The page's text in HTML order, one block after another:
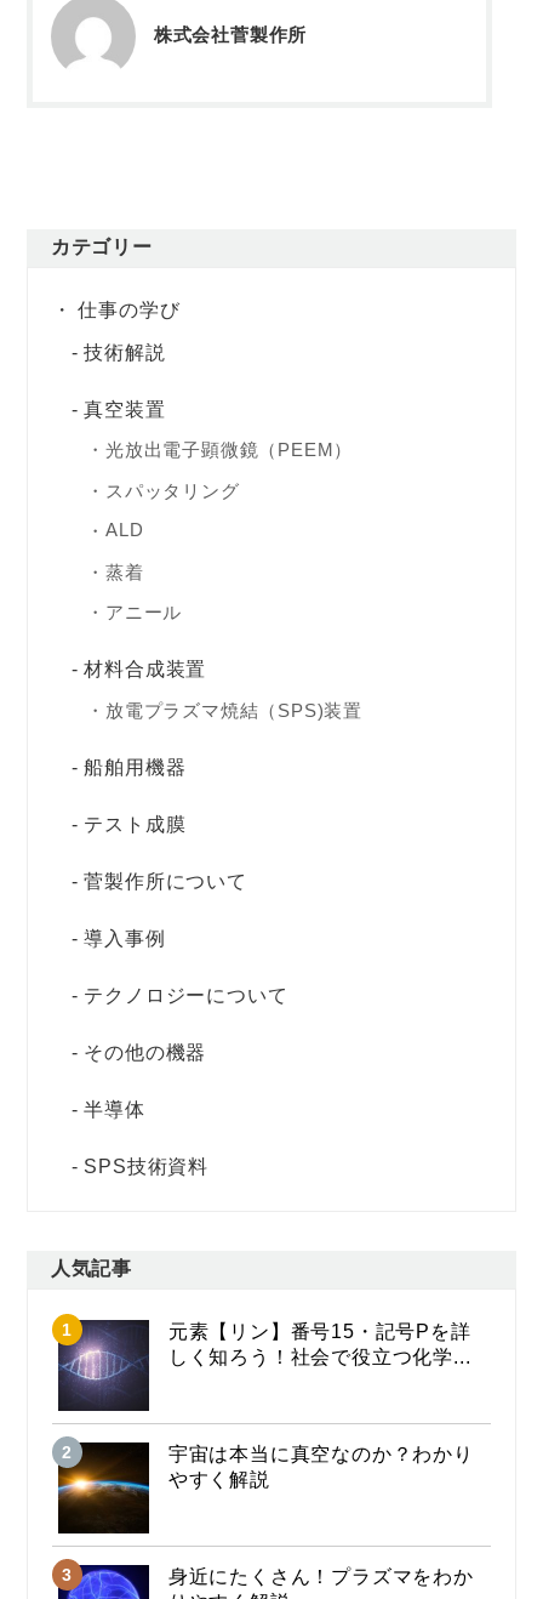
株式会社菅製作所
カテゴリー
仕事の学び
技術解説
真空装置
光放出電子顕微鏡（PEEM）
スパッタリング
ALD
蒸着
アニール
材料合成装置
放電プラズマ焼結（SPS)装置
船舶用機器
テスト成膜
菅製作所について
導入事例
テクノロジーについて
その他の機器
半導体
SPS技術資料
人気記事
元素【リン】番号15・記号Pを詳
しく知ろう！社会で役立つ化学...
宇宙は本当に真空なのか？わかり
やすく解説
身近にたくさん！プラズマをわか